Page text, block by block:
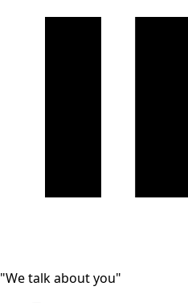
"We talk about you"